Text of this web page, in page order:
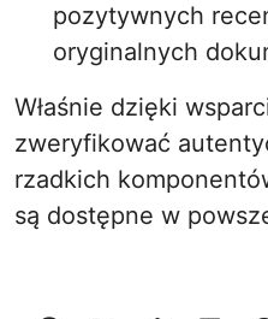
pozytywnych
oryginalnych
Właśnie dzięki
zweryfikować
rzadkich
są dostępne w